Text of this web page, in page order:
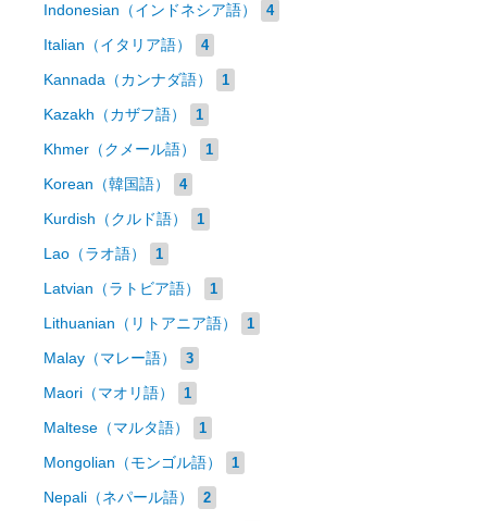
Indonesian（インドネシア語） 4
Italian（イタリア語） 4
Kannada（カンナダ語） 1
Kazakh（カザフ語） 1
Khmer（クメール語） 1
Korean（韓国語） 4
Kurdish（クルド語） 1
Lao（ラオ語） 1
Latvian（ラトビア語） 1
Lithuanian（リトアニア語） 1
Malay（マレー語） 3
Maori（マオリ語） 1
Maltese（マルタ語） 1
Mongolian（モンゴル語） 1
Nepali（ネパール語） 2